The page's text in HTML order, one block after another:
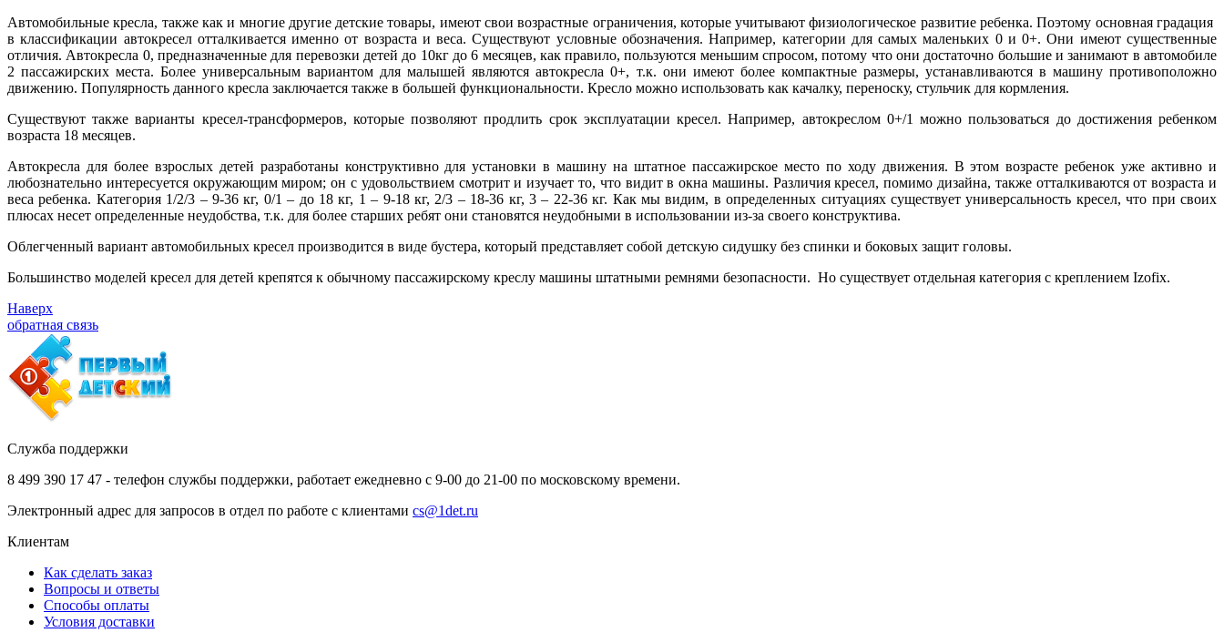
Автомобильные кресла, также как и многие другие детские товары, имеют свои возрастные ограничения, которые учитывают физиологическое развитие ребенка. Поэтому основная градация
в классификации автокресел отталкивается именно от возраста и веса. Существуют условные обозначения. Например, категории для самых маленьких 0 и 0+. Они имеют существенные
отличия. Автокресла 0, предназначенные для перевозки детей до 10кг до 6 месяцев, как правило, пользуются меньшим спросом, потому что они достаточно большие и занимают в автомобиле
2 пассажирских места. Более универсальным вариантом для малышей являются автокресла 0+, т.к. они имеют более компактные размеры, устанавливаются в машину противоположно
движению. Популярность данного кресла заключается также в большей функциональности. Кресло можно использовать как качалку, переноску, стульчик для кормления.
Существуют также варианты кресел-трансформеров, которые позволяют продлить срок эксплуатации кресел. Например, автокреслом 0+/1 можно пользоваться до достижения ребенком
возраста 18 месяцев.
Автокресла для более взрослых детей разработаны конструктивно для установки в машину на штатное пассажирское место по ходу движения. В этом возрасте ребенок уже активно и
любознательно интересуется окружающим миром; он с удовольствием смотрит и изучает то, что видит в окна машины. Различия кресел, помимо дизайна, также отталкиваются от возраста и
веса ребенка. Категория 1/2/3 – 9-36 кг, 0/1 – до 18 кг, 1 – 9-18 кг, 2/3 – 18-36 кг, 3 – 22-36 кг. Как мы видим, в определенных ситуациях существует универсальность кресел, что при своих
плюсах несет определенные неудобства, т.к. для более старших ребят они становятся неудобными в использовании из-за своего конструктива.
Облегченный вариант автомобильных кресел производится в виде бустера, который представляет собой детскую сидушку без спинки и боковых защит головы.
Большинство моделей кресел для детей крепятся к обычному пассажирскому креслу машины штатными ремнями безопасности. Но существует отдельная категория с креплением Izofix.
Наверх
обратная связь
Служба поддержки
8 499 390 17 47 - телефон службы поддержки, работает ежедневно с 9-00 до 21-00 по московскому времени.
Электронный адрес для запросов в отдел по работе с клиентами cs@1det.ru
Клиентам
Как сделать заказ
Вопросы и ответы
Способы оплаты
Условия доставки